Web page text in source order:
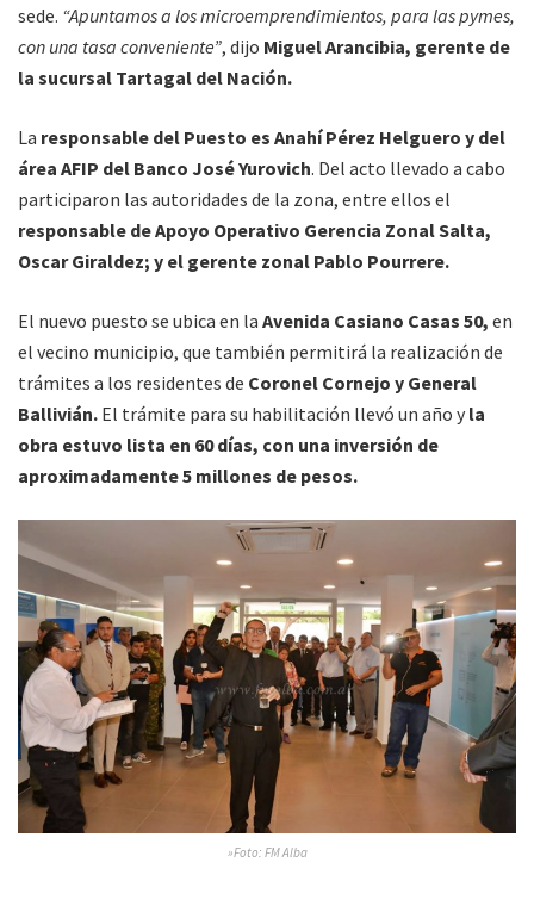
sede. “Apuntamos a los microemprendimientos, para las pymes,
con una tasa conveniente”, dijo Miguel Arancibia, gerente de
la sucursal Tartagal del Nación.
La responsable del Puesto es Anahí Pérez Helguero y del
área AFIP del Banco José Yurovich. Del acto llevado a cabo
participaron las autoridades de la zona, entre ellos el
responsable de Apoyo Operativo Gerencia Zonal Salta,
Oscar Giraldez; y el gerente zonal Pablo Pourrere.
El nuevo puesto se ubica en la Avenida Casiano Casas 50, en
el vecino municipio, que también permitirá la realización de
trámites a los residentes de Coronel Cornejo y General
Ballivián. El trámite para su habilitación llevó un año y la
obra estuvo lista en 60 días, con una inversión de
aproximadamente 5 millones de pesos.
»Foto: FM Alba